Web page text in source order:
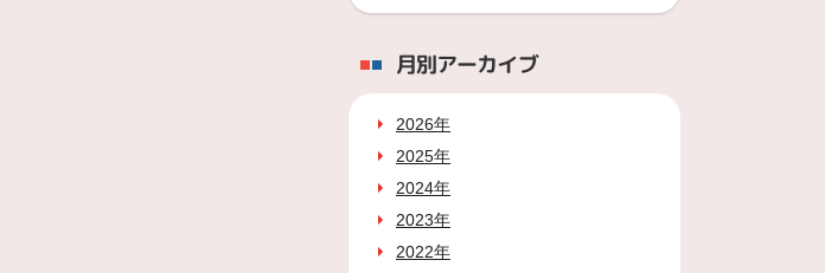
月別アーカイブ
2026年
2025年
2024年
2023年
2022年